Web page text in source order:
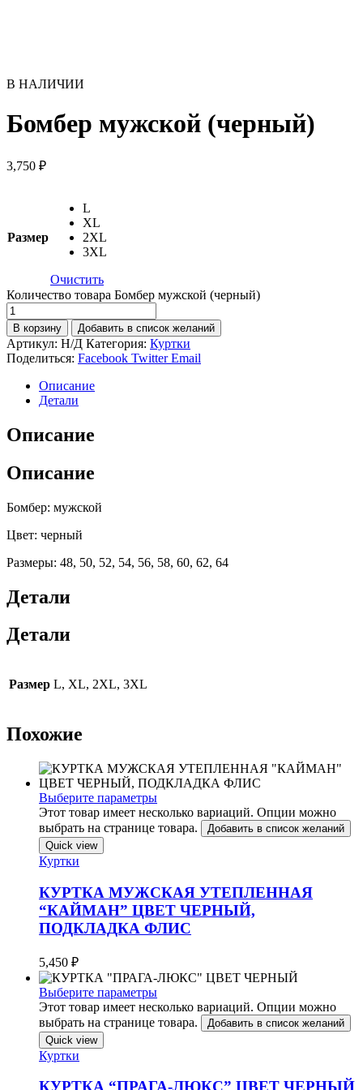
В НАЛИЧИИ
Бомбер мужской (черный)
3,750 ₽
Размер
L
XL
2XL
3XL
Очистить
Количество товара Бомбер мужской (черный)
В корзину Добавить в список желаний
Артикул: Н/Д Категория: Куртки
Поделиться: Facebook Twitter Email
Описание
Детали
Описание
Описание
Бомбер: мужской
Цвет: черный
Размеры: 48, 50, 52, 54, 56, 58, 60, 62, 64
Детали
Детали
Размер L, XL, 2XL, 3XL
Похожие
Выберите параметры
Этот товар имеет несколько вариаций. Опции можно
выбрать на странице товара.
Добавить в список желаний
Quick view
Куртки
КУРТКА МУЖСКАЯ УТЕПЛЕННАЯ
“КАЙМАН” ЦВЕТ ЧЕРНЫЙ,
ПОДКЛАДКА ФЛИС
5,450 ₽
Выберите параметры
Этот товар имеет несколько вариаций. Опции можно
выбрать на странице товара.
Добавить в список желаний
Quick view
Куртки
КУРТКА “ПРАГА-ЛЮКС” ЦВЕТ ЧЕРНЫЙ